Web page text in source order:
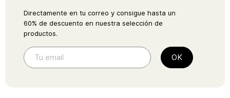
Directamente en tu correo y consigue hasta un
60% de descuento en nuestra selección de
productos.